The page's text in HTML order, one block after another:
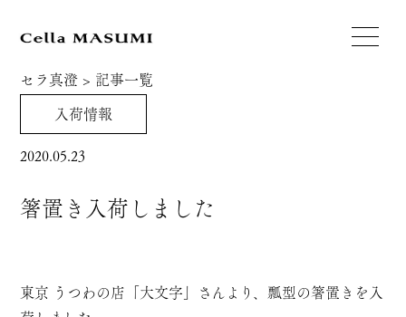
セラ真澄 > 記事一覧
入荷情報
2020.05.23
箸置き入荷しました
東京 うつわの店「大文字」さんより、瓢型の箸置きを入